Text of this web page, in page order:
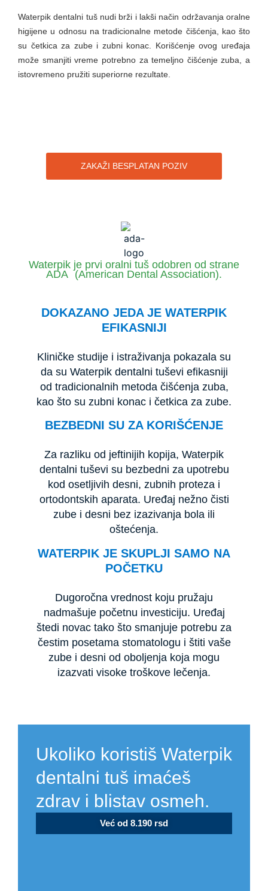
Waterpik dentalni tuš nudi brži i lakši način održavanja oralne
higijene u odnosu na tradicionalne metode čišćenja, kao što
su četkica za zube i zubni konac. Korišćenje ovog uređaja
može smanjiti vreme potrebno za temeljno čišćenje zuba, a
istovremeno pružiti superiorne rezultate.
ZAKAŽI BESPLATAN POZIV
Waterpik je prvi oralni tuš odobren od strane
ADA (American Dental Association).
DOKAZANO JEDA JE WATERPIK
EFIKASNIJI
Kliničke studije i istraživanja pokazala su
da su Waterpik dentalni tuševi efikasniji
od tradicionalnih metoda čišćenja zuba,
kao što su zubni konac i četkica za zube.
BEZBEDNI SU ZA KORIŠĆENJE
Za razliku od jeftinijih kopija, Waterpik
dentalni tuševi su bezbedni za upotrebu
kod osetljivih desni, zubnih proteza i
ortodontskih aparata. Uređaj nežno čisti
zube i desni bez izazivanja bola ili
oštećenja.
WATERPIK JE SKUPLJI SAMO NA
POČETKU
Dugoročna vrednost koju pružaju
nadmašuje početnu investiciju. Uređaj
štedi novac tako što smanjuje potrebu za
čestim posetama stomatologu i štiti vaše
zube i desni od oboljenja koja mogu
izazvati visoke troškove lečenja.
Ukoliko koristiš Waterpik
dentalni tuš imaćeš
zdrav i blistav osmeh.
Već od 8.190 rsd